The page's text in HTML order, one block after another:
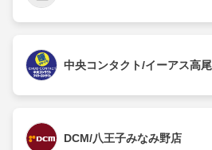
中央コンタクト/イーアス高
DCM/八王子みなみ野店